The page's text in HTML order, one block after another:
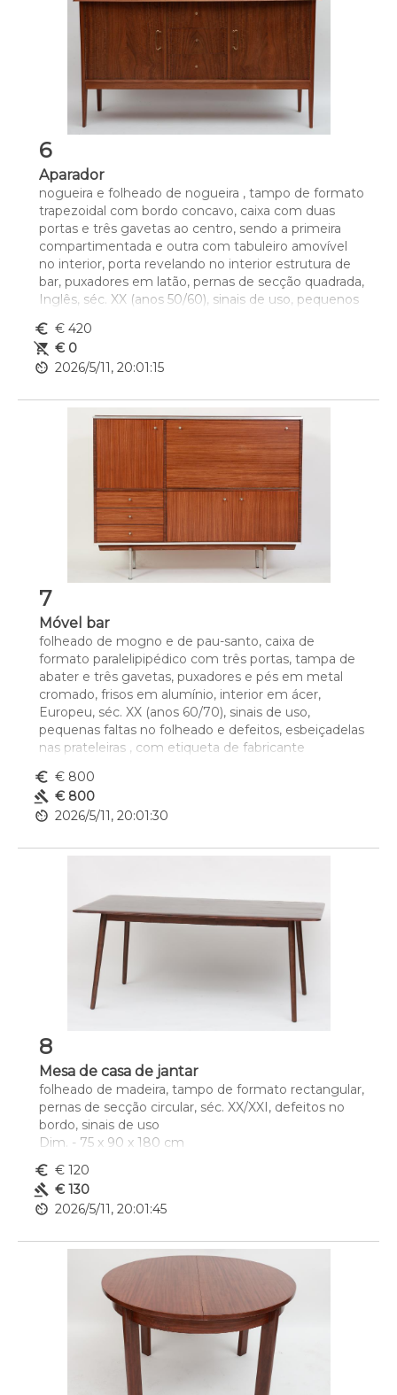
6
Aparador
nogueira e folheado de nogueira , tampo de formato
trapezoidal com bordo concavo, caixa com duas
portas e três gavetas ao centro, sendo a primeira
compartimentada e outra com tabuleiro amovível
no interior, porta revelando no interior estrutura de
bar, puxadores em latão, pernas de secção quadrada,
Inglês, séc. XX (anos 50/60), sinais de uso, pequenos
para Vanson
Dim. - 86 x 160 x 52 cm
euro_symbol € 420
remove_shopping_cart € 0
av_timer 2026/5/11, 20:01:15
7
Móvel bar
folheado de mogno e de pau-santo, caixa de
formato paralelipipédico com três portas, tampa de
abater e três gavetas, puxadores e pés em metal
cromado, frisos em alumínio, interior em ácer,
Europeu, séc. XX (anos 60/70), sinais de uso,
pequenas faltas no folheado e defeitos, esbeiçadelas
nas prateleiras , com etiqueta de fabricante
euro_symbol € 800
gavel € 800
av_timer 2026/5/11, 20:01:30
8
Mesa de casa de jantar
folheado de madeira, tampo de formato rectangular,
pernas de secção circular, séc. XX/XXI, defeitos no
bordo, sinais de uso
Dim. - 75 x 90 x 180 cm
euro_symbol € 120
gavel € 130
av_timer 2026/5/11, 20:01:45